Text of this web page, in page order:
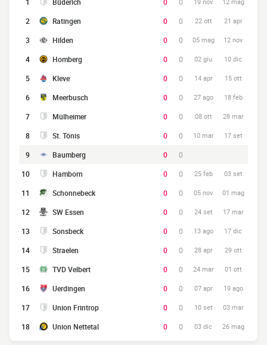
2 Ratingen 0 0 22 ott 21 apr
3 Hilden 0 0 05 mag 12 nov
4 Homberg 0 0 02 giu 10 dic
5 Kleve 0 0 14 apr 15 ott
6 Meerbusch 0 0 27 ago 18 feb
7 Mülheimer 0 0 08 ott 28 mar
8 St. Tönis 0 0 10 mar 17 set
9 Baumberg 0
0
10
Hamborn 0 0 25 feb 03 set
11 Schonnebeck 0 0 05 nov 01 mag
12 SW Essen 0 0 24 set 17 mar
13 Sonsbeck 0 0 13 ago 17 dic
14 Straelen 0 0 28 apr 29 ott
15 TVD Velbert 0 0 24 mar 01 ott
16 Uerdingen 0 0 07 apr 19 ago
17 Union Frintrop 0 0 10 set 03 mar
18 Union Nettetal 0 0 03 dic 26 mag